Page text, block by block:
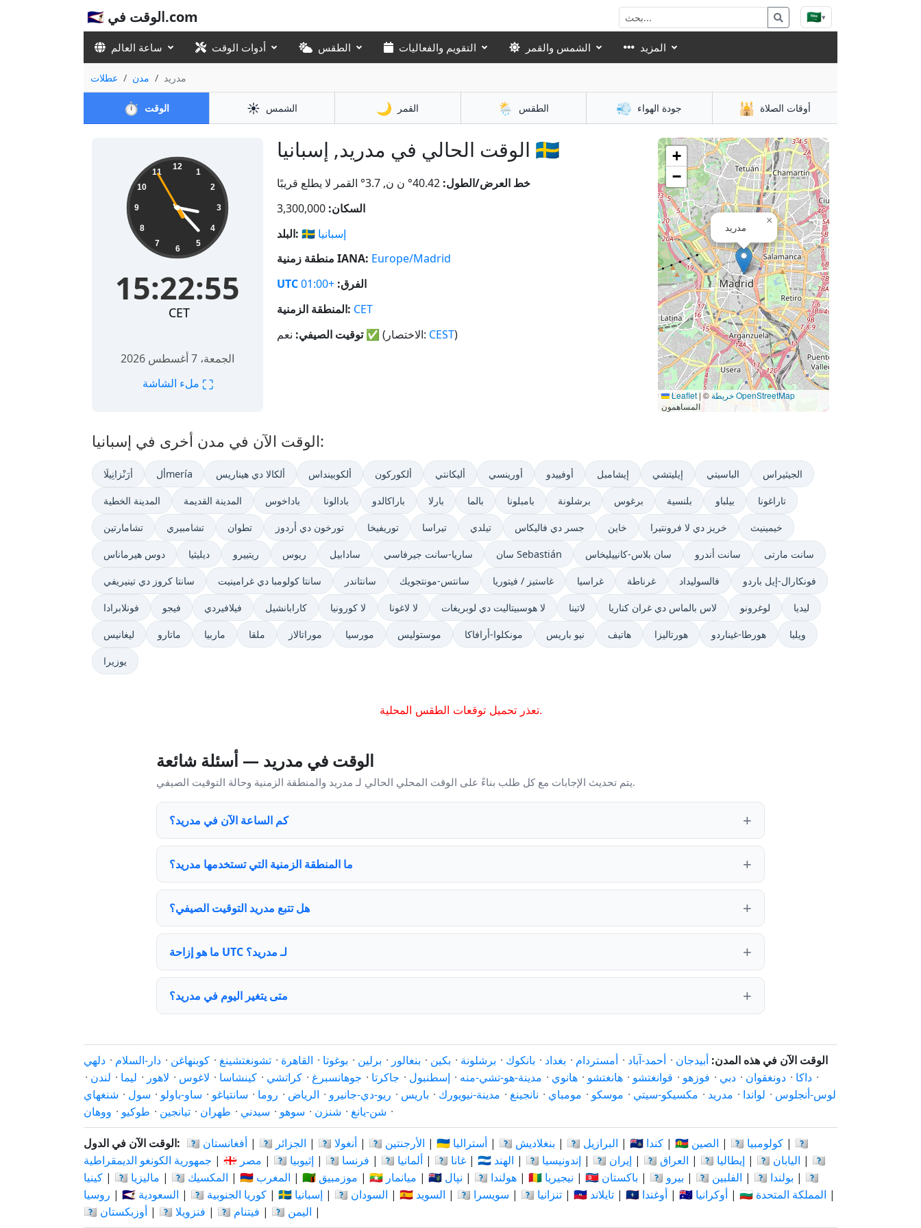
🇸🇦 الوقت في.com 🇸🇦▾
ساعة العالم أدوات الوقت الطقس التقويم والفعاليات الشمس والقمر المزيد
عطلات مدن مدريد
⏱️ الوقت ☀️ الشمس 🌙 القمر 🌦️ الطقس 💨 جودة الهواء 🕌 أوقات الصلاة
الوقت الحالي في مدريد, إسبانيا 🇪🇸
15:22:56 12
1
2
3
4
5
6
7
8
9
10
11
15:22:56
CET
الجمعة، 7 أغسطس 2026
⛶
خط العرض/الطول:
السكان:
البلد: 🇪🇸 إسبانيا
منطقة زمنية IANA: Europe/Madrid
UTC
الفرق: +01:00
المنطقة الزمنية: CET
توقيت الصيفي:نعم✅ (الاختصار: CEST)
مدريد
×
+
−
Leaflet|©
خريطة OpenStreetMap
المساهمون
الوقت الآن في مدن أخرى في إسبانيا:
أرَنْزانِيلَا ألmería ألكالا دي هيناريس ألكوبينداس ألكوركون أليكانتي أورينسي أوفييدو إيشامبل إيليتشي الباسيتي الجيثيراس
المدينة الخطية المدينة القديمة باداخوس بادالونا باراكالدو بارلا بالما بامبلونا برشلونة برغوس بلنسية بيلباو تاراغونا
تشامارتين تشامبيري تطوان تورخون دي أردوز توريفيخا تيراسا تيلدي جسر دي فاليكاس خاين خريز دي لا فرونتيرا خيمينيث
دوس هيرماناس ديليثيا ريتييرو ريوس سادابيل ساريا-سانت جيرفاسي سان Sebastián سان بلاس-كانييليخاس سانت أندرو سانت مارتى
سانتا كروز دي تينيريفي سانتا كولومبا دي غرامينيت سانتاندر سانتس-مونتجويك غاستيز / فيتوريا غراسيا غرناطة فالسوليداد فونكارال-إيل باردو
فونلابرادا فيجو فيلافيردي كارابانشيل لا كورونيا لا لاغونا لا هوسبيتاليت دي لوبريغات لاتينا لاس بالماس دي غران كناريا لوغرونو ليديا
ليغانيس ماتارو ماربيا ملقا موراتالاز مورسيا موستوليس مونكلوا-أرافاكا نيو باريس هاتيف هورتاليزا هورطا-غيناردو ويلبا
يوزيرا
تعذر تحميل توقعات الطقس المحلية.
الوقت في مدريد — أسئلة شائعة
يتم تحديث الإجابات مع كل طلب بناءً على الوقت المحلي الحالي لـ مدريد والمنطقة الزمنية وحالة التوقيت الصيفي.
كم الساعة الآن في مدريد؟
ما المنطقة الزمنية التي تستخدمها مدريد؟
هل تتبع مدريد التوقيت الصيفي؟
ما هو إزاحة UTC لـ مدريد؟
متى يتغير اليوم في مدريد؟
الوقت الآن في هذه المدن: أبيدجان · أحمد-آباد · أمستردام · بغداد · بانكوك · برشلونة · بكين · بنغالور · برلين · بوغوتا · القاهرة · تشونغتشينغ · كوبنهاغن · دار-السلام · دلهي
· داكا · دونغقوان · دبي · فوزهو · قوانغتشو · هانغتشو · هانوي · مدينة-هو-تشي-منه · إسطنبول · جاكرتا · جوهانسبرغ · كراتشي · كينشاسا · لاغوس · لاهور · ليما · لندن ·
لوس-أنجلوس · لواندا · مدريد · مكسيكو-سيتي · موسكو · مومباي · نانجينغ · مدينة-نيويورك · باريس · ريو-دي-جانيرو · الرياض · روما · سانتياغو · ساو-باولو · سول · شنغهاي
· شن-يانغ · شنزن · سوهو · سيدني · طهران · تيانجين · طوكيو · ووهان
الوقت الآن في الدول: 🇦🇫 أفغانستان | 🇩🇿 الجزائر | 🇦🇴 أنغولا | 🇦🇷 الأرجنتين | 🇦🇺 أستراليا | 🇧🇩 بنغلاديش | 🇧🇷 البرازيل | 🇨🇦 كندا | 🇨🇳 الصين | 🇨🇴 كولومبيا | 🇨🇩
جمهورية الكونغو الديمقراطية | 🇪🇬 مصر | 🇪🇹 إثيوبيا | 🇫🇷 فرنسا | 🇩🇪 ألمانيا | 🇬🇭 غانا | 🇮🇳 الهند | 🇮🇩 إندونيسيا | 🇮🇷 إيران | 🇮🇶 العراق | 🇮🇹 إيطاليا | 🇯🇵 اليابان | 🇰🇪
كينيا | 🇲🇾 ماليزيا | 🇲🇽 المكسيك | 🇲🇦 المغرب | 🇲🇿 موزمبيق | 🇲🇲 ميانمار | 🇳🇵 نپال | 🇳🇱 هولندا | 🇳🇬 نيجيريا | 🇵🇰 باكستان | 🇵🇪 بيرو | 🇵🇭 الفلبين | 🇵🇱 بولندا | 🇷🇺
روسيا | 🇸🇦 السعودية | 🇰🇷 كوريا الجنوبية | 🇪🇸 إسبانيا | 🇸🇩 السودان | 🇸🇪 السويد | 🇨🇭 سويسرا | 🇹🇿 تنزانيا | 🇹🇭 تايلاند | 🇺🇬 أوغندا | 🇺🇦 أوكرانيا | 🇬🇧 المملكة المتحدة |
🇺🇿 أوزبكستان | 🇻🇪 فنزويلا | 🇻🇳 فيتنام | 🇾🇪 اليمن |